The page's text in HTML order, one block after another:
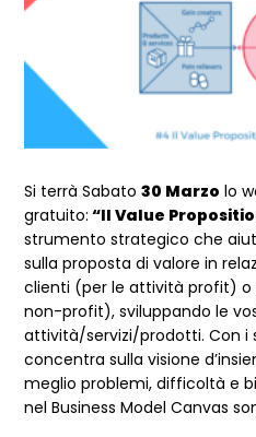
Si terrà Sabato30 Marzo lo
gratuito: “Il Value
strumento strategico che
sulla proposta di valore in
clienti (per le attività profit)
non-profit), sviluppando le
attività/servizi/prodotti. Con i
concentra sulla visione
meglio problemi, difficoltà e
nel Business Model Canvas